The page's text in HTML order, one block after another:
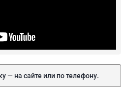
— на сайте или по телефону.